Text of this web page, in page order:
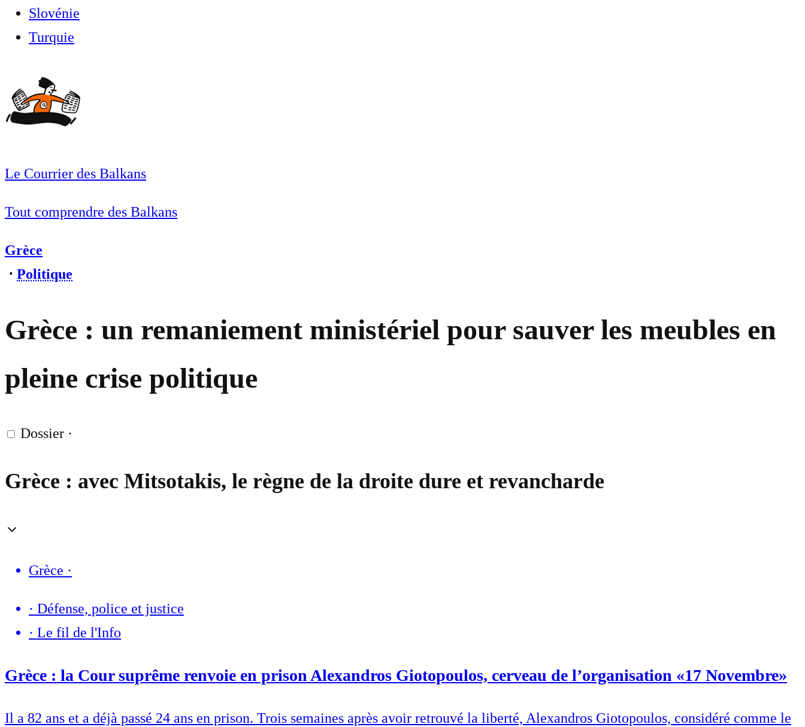
Slovénie
Turquie
Le Courrier des Balkans
Tout comprendre des Balkans
Grèce
⋅ Politique
Grèce : un remaniement ministériel pour sauver les meubles en
pleine crise politique
Dossier ·
Grèce : avec Mitsotakis, le règne de la droite dure et revancharde
Grèce ·
· Défense, police et justice
· Le fil de l'Info
Grèce : la Cour suprême renvoie en prison Alexandros Giotopoulos, cerveau de l’organisation «17 Novembre»
Il a 82 ans et a déjà passé 24 ans en prison. Trois semaines après avoir retrouvé la liberté, Alexandros Giotopoulos, considéré comme le